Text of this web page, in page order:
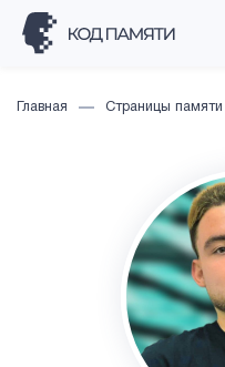
Главная Страницы памяти